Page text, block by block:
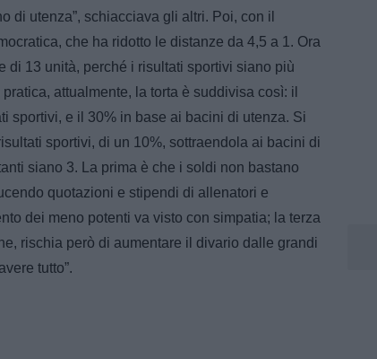
di utenza”, schiacciava gli altri. Poi, con il
che ha ridotto le distanze da 4,5 a 1. Ora
di 13 unità, perché i risultati sportivi siano più
attualmente, la torta è suddivisa così: il
sportivi, e il 30% in base ai bacini di utenza. Si
sportivi, di un 10%, sottraendola ai bacini di
siano 3. La prima è che i soldi non bastano
quotazioni e stipendi di allenatori e
dei meno potenti va visto con simpatia; la terza
rischia però di aumentare il divario dalle grandi
tutto”.